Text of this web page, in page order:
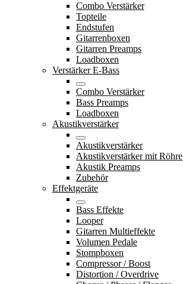
Combo Verstärker
Topteile
Endstufen
Gitarrenboxen
Gitarren Preamps
Loadboxen
Verstärker E-Bass
Combo Verstärker
Bass Preamps
Loadboxen
Akustikverstärker
Akustikverstärker
Akustikverstärker mit Röhre
Akustik Preamps
Zubehör
Effektgeräte
Bass Effekte
Looper
Gitarren Multieffekte
Volumen Pedale
Stompboxen
Compressor / Boost
Distortion / Overdrive